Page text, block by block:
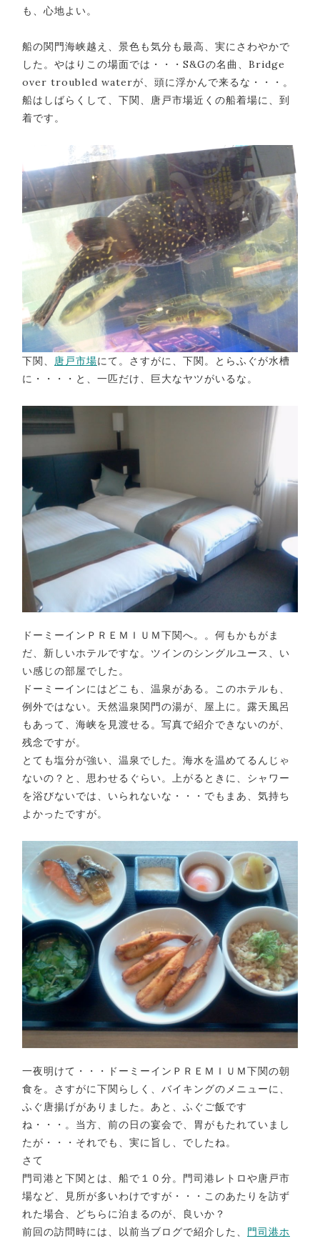
も、心地よい。
船の関門海峡越え、景色も気分も最高、実にさわやかで
した。やはりこの場面では・・・S&Gの名曲、Bridge
over troubled waterが、頭に浮かんで来るな・・・。
船はしばらくして、下関、唐戸市場近くの船着場に、到
着です。
下関、 唐戸市場にて。さすがに、下関。とらふぐが水槽
に・・・・と、一匹だけ、巨大なヤツがいるな。
ドーミーインＰＲＥＭＩＵＭ下関へ。。何もかもがま
だ、新しいホテルですな。ツインのシングルユース、い
い感じの部屋でした。
ドーミーインにはどこも、温泉がある。このホテルも、
例外ではない。天然温泉関門の湯が、屋上に。露天風呂
もあって、海峡を見渡せる。写真で紹介できないのが、
残念ですが。
とても塩分が強い、温泉でした。海水を温めてるんじゃ
ないの？と、思わせるぐらい。上がるときに、シャワー
を浴びないでは、いられないな・・・でもまあ、気持ち
よかったですが。
一夜明けて・・・ドーミーインＰＲＥＭＩＵＭ下関の朝
食を。さすがに下関らしく、バイキングのメニューに、
ふぐ唐揚げがありました。あと、ふぐご飯です
ね・・・。当方、前の日の宴会で、胃がもたれていまし
たが・・・それでも、実に旨し、でしたね。
さて
門司港と下関とは、船で１０分。門司港レトロや唐戸市
場など、見所が多いわけですが・・・このあたりを訪ず
れた場合、どちらに泊まるのが、良いか？
前回の訪問時には、以前当ブログで紹介した、 門司港ホ